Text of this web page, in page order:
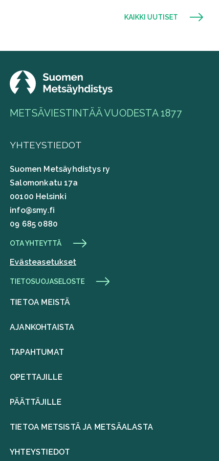
KAIKKI UUTISET
METSÄVIESTINTÄÄ VUODESTA 1877
YHTEYSTIEDOT
Suomen Metsäyhdistys ry
Salomonkatu 17a
00100 Helsinki
info@smy.fi
09 685 0880
OTA YHTEYTTÄ
Evästeasetukset
TIETOSUOJASELOSTE
TIETOA MEISTÄ
AJANKOHTAISTA
TAPAHTUMAT
OPETTAJILLE
PÄÄTTÄJILLE
TIETOA METSISTÄ JA METSÄALASTA
YHTEYSTIEDOT